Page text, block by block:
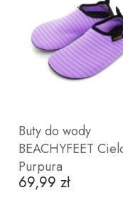
Buty do wody
BEACHYFEET
Purpura
Cena
69,99 zł
ZOBACZ